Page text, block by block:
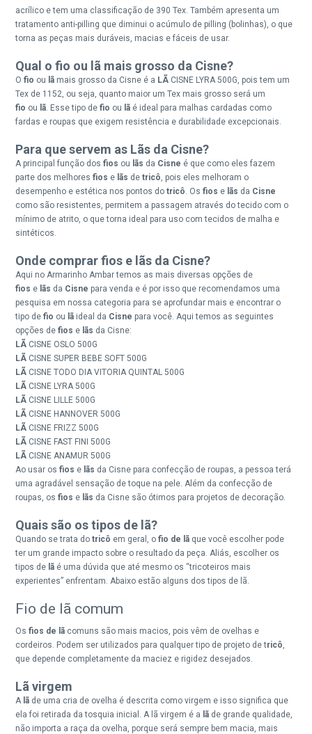
acrílico e tem uma classificação de 390 Tex. Também apresenta um
tratamento anti-pilling que diminui o acúmulo de pilling (bolinhas), o que
torna as peças mais duráveis, macias e fáceis de usar.
Qual o fio ou lã mais grosso da Cisne?
Ofio ou lã mais grosso da Cisne é a LÃ CISNE LYRA 500G, pois tem um
Tex de 1152, ou seja, quanto maior um Tex mais grosso será um
fio ou lã. Esse tipo defio ou lã é ideal para malhas cardadas como
fardas e roupas que exigem resistência e durabilidade excepcionais.
Para que servem as Lãs da Cisne?
A principal função dosfios ou lãs da Cisne é que como eles fazem
parte dos melhoresfios e lãs detricô, pois eles melhoram o
desempenho e estética nos pontos dotricô. Osfios e lãs da Cisne
como são resistentes, permitem a passagem através do tecido com o
mínimo de atrito, o que torna ideal para uso com tecidos de malha e
sintéticos.
Onde comprar fios e lãs da Cisne?
Aqui no Armarinho Ambar temos as mais diversas opções de
fios e lãs da Cisne para venda e é por isso que recomendamos uma
pesquisa em nossa categoria para se aprofundar mais e encontrar o
tipo defio ou lã ideal da Cisne para você. Aqui temos as seguintes
opções defios e lãs da Cisne:
LÃ CISNE OSLO 500G
LÃ CISNESUPER BEBE SOFT 500G
LÃ CISNETODO DIA VITORIA QUINTAL 500G
LÃ CISNE LYRA 500G
LÃ CISNE LILLE 500G
LÃ CISNE HANNOVER 500G
LÃ CISNE FRIZZ 500G
LÃ CISNE FAST FINI 500G
LÃ CISNE ANAMUR 500G
Ao usar osfios e lãs da Cisne para confecção de roupas, a pessoa terá
uma agradável sensação de toque na pele. Além da confecção de
roupas, osfios e lãs da Cisne são ótimos para projetos de decoração.
Quais são os tipos de lã?
Quando se trata dotricô em geral, ofio de lã que você escolher pode
ter um grande impacto sobre o resultado da peça. Aliás, escolher os
tipos de lã é uma dúvida que até mesmo os “tricoteiros mais
experientes” enfrentam. Abaixo estão alguns dos tipos de lã.
Fio de lã comum
Osfios de lã comuns são mais macios, pois vêm de ovelhas e
cordeiros. Podem ser utilizados para qualquer tipo de projeto de tricô,
que depende completamente da maciez e rigidez desejados.
Lã virgem
A lã de uma cria de ovelha é descrita como virgem e isso significa que
ela foi retirada da tosquia inicial. A lã virgem é a lã de grande qualidade,
não importa a raça da ovelha, porque será sempre bem macia, mais